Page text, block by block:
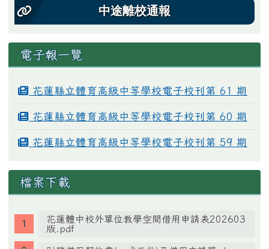
中途離校通報
電子報一覽
花蓮縣立體育高級中等學校電子校刊第 61 期
花蓮縣立體育高級中等學校電子校刊第 60 期
花蓮縣立體育高級中等學校電子校刊第 59 期
檔案下載
花蓮體中校外單位教學空間借用申請表202603
版.pdf